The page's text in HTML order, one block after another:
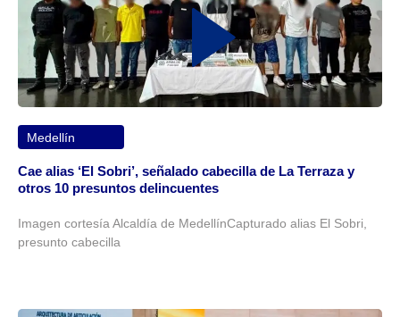
Medellín
Cae alias ‘El Sobri’, señalado cabecilla de La Terraza y
otros 10 presuntos delincuentes
Imagen cortesía Alcaldía de MedellínCapturado alias El Sobri,
presunto cabecilla